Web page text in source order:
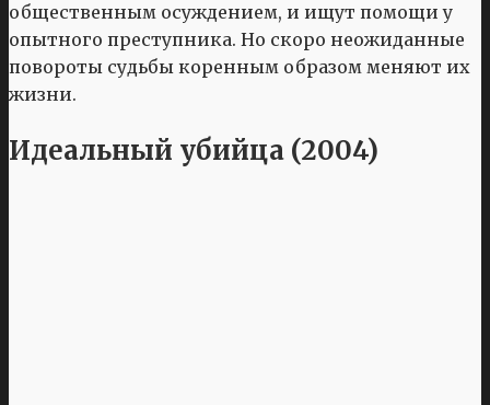
общественным осуждением, и ищут помощи у
опытного преступника. Но скоро неожиданные
повороты судьбы коренным образом меняют их
жизни.
Идеальный убийца (2004)